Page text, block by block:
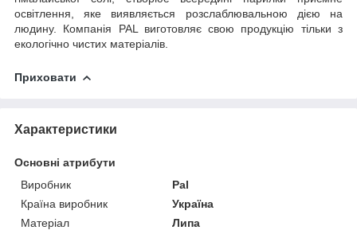
освітлення, яке виявляється розслаблювальною дією на
людину. Компанія PAL виготовляє свою продукцію тільки з
екологічно чистих матеріалів.
Приховати
Характеристики
Основні атрибути
Виробник
Pal
Країна виробник
Україна
Матеріал
Липа